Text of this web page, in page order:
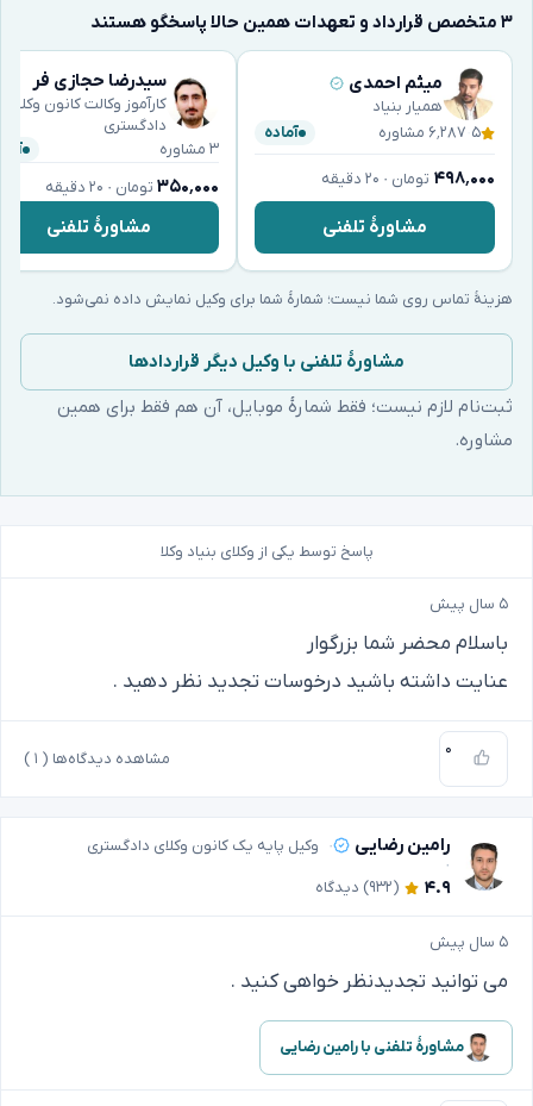
۳ متخصص قرارداد و تعهدات همین حالا پاسخگو هستند
میثم احمدی
همیار بنیاد
۵ ۶٬۲۸۷ مشاوره آماده
۴۹۸٬۰۰۰ تومان · ۲۰ دقیقه
مشاورهٔ تلفنی
سیدرضا حجازی فر
کارآموز وکالت کانون وکلای
دادگستری
۳ مشاوره
۳۵۰٬۰۰۰ تومان · ۲۰ دقیقه
مشاورهٔ تلفنی
هزینهٔ تماس روی شما نیست؛ شمارهٔ شما برای وکیل نمایش داده نمی‌شود.
مشاورهٔ تلفنی با وکیل دیگر قراردادها
ثبت‌نام لازم نیست؛ فقط شمارهٔ موبایل، آن هم فقط برای همین
مشاوره.
پاسخ توسط یکی از وکلای بنیاد وکلا
۵ سال پیش
باسلام محضر شما بزرگوار
عنایت داشته باشید درخوسات تجدید نظر دهید .
۰ مشاهده دیدگاه‌ها ( ۱
رامین رضایی وکیل پایه یک کانون وکلای دادگستری
۴.۹ (۹۳۲) دیدگاه
۵ سال پیش
می توانید تجدیدنظر خواهی کنید .
مشاورهٔ تلفنی با رامین رضایی